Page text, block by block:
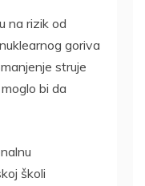
na rizik od
goriva
struje
bi da
školi